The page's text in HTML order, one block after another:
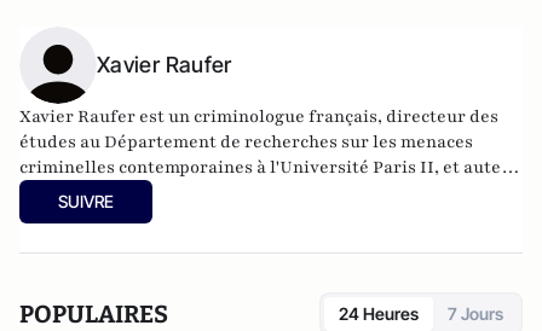
Xavier Raufer
Xavier Raufer est un criminologue français, directeur des
études au Département de recherches sur les menaces
criminelles contemporaines à l'Université Paris II, et auteur
de nombreux ouvrages sur le sujet. Dernier en date:
criminalité organisée dans le chaos mondial : mafias,
SUIVRE
POPULAIRES 24 Heures 7 Jours